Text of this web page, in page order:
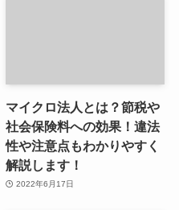
マイクロ法人とは？節税や
社会保険料への効果！違法
性や注意点もわかりやすく
解説します！
2022年6月17日